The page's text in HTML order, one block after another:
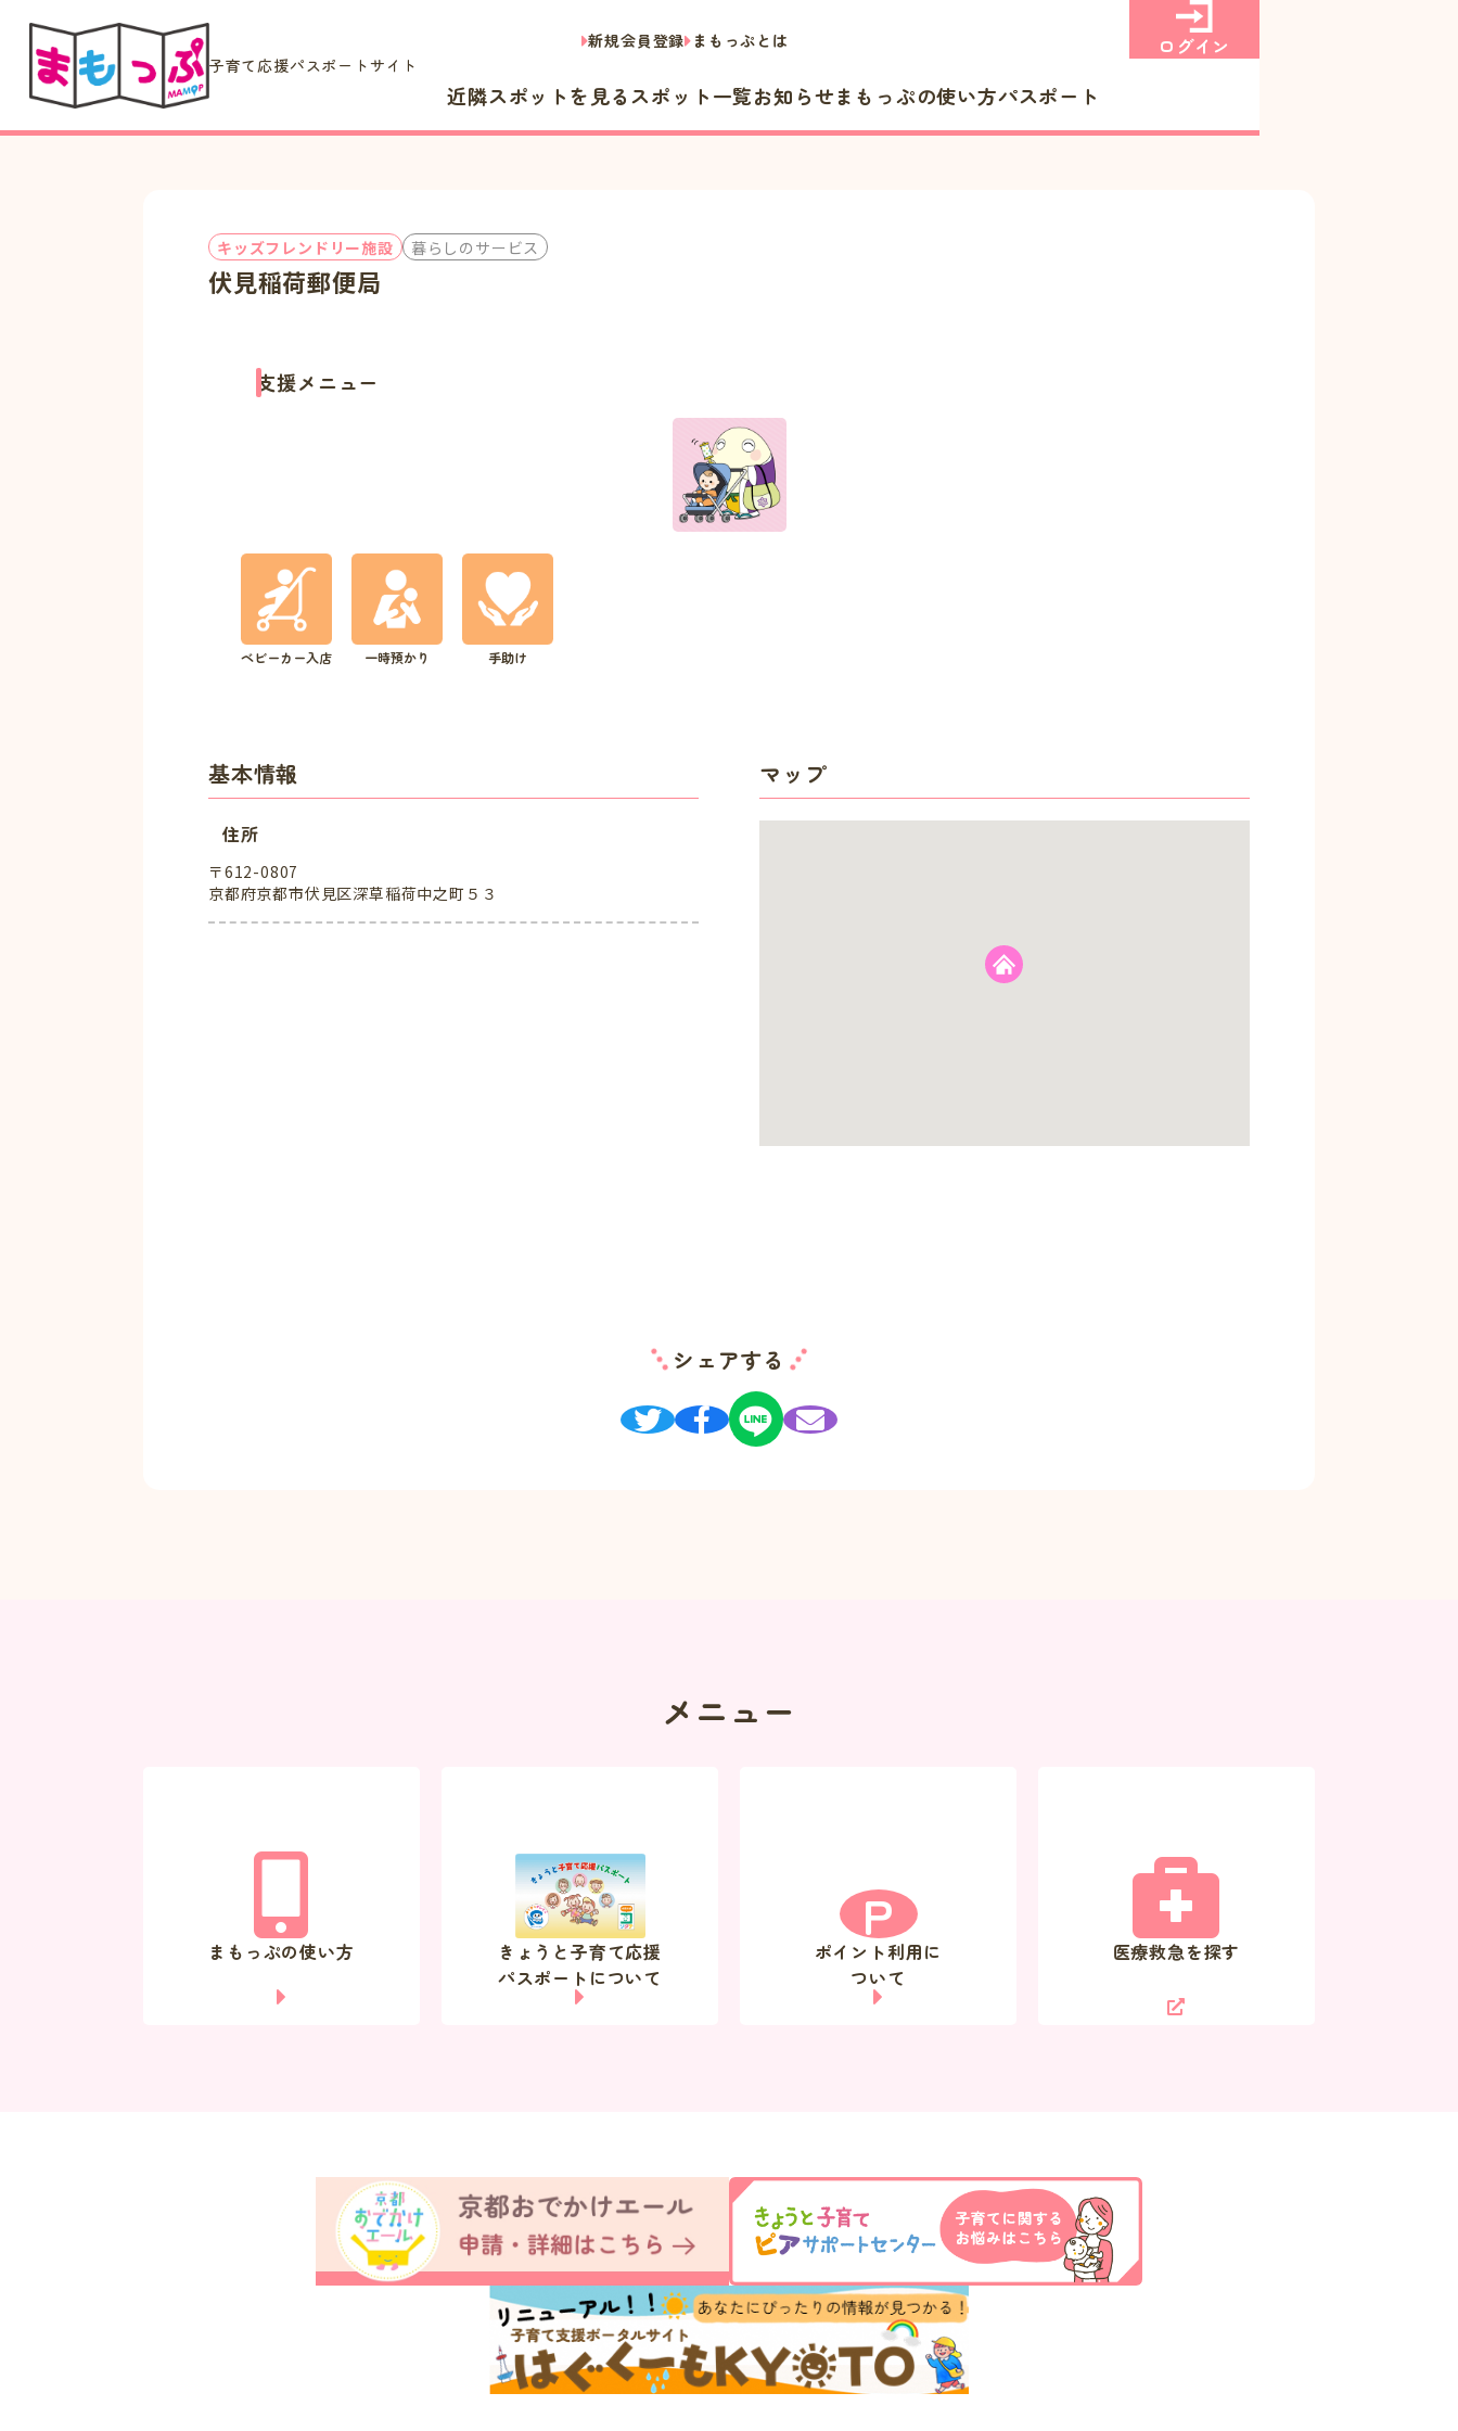
子育て応援パスポートサイト
新規会員登録 まもっぷとは ログイン
近隣スポットを見るスポット一覧お知らせまもっぷの使い方パスポート
キッズフレンドリー施設 暮らしのサービス
伏見稲荷郵便局
支援メニュー
ベビーカー入店 一時預かり 手助け
基本情報
住所
〒612-0807
京都府京都市伏見区深草稲荷中之町５３
マップ
シェアする
メニュー
まもっぷの使い方
きょうと子育て応援
パスポートについて
P
ポイント利用に
ついて
医療救急を探す